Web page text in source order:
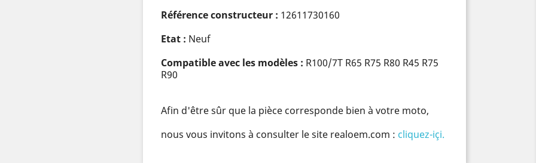
Référence constructeur : 12611730160
Etat : Neuf
Compatible avec les modèles : R100/7T R65 R75 R80 R45 R75
R90
Afin d'être sûr que la pièce corresponde bien à votre moto,
nous vous invitons à consulter le site realoem.com : cliquez-içi.